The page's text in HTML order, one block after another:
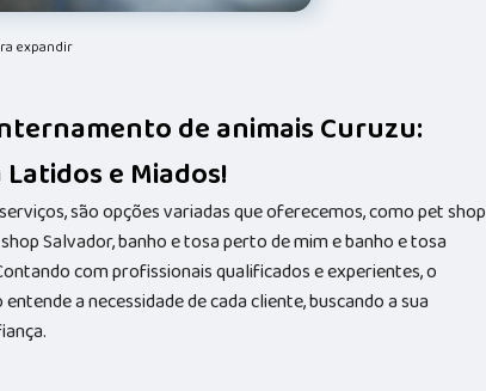
expandir
de animais Curuzu:
e Miados!
são opções variadas que oferecemos, como pet shop
Salvador, banho e tosa perto de mim e banho e tosa
com profissionais qualificados e experientes, o
a necessidade de cada cliente, buscando a sua